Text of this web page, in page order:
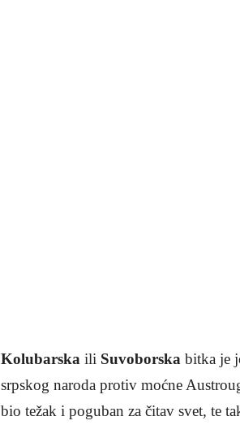
Kolubarska ili Suvoborska bitka je
srpskog naroda protiv moćne
bio težak i poguban za čitav svet, te